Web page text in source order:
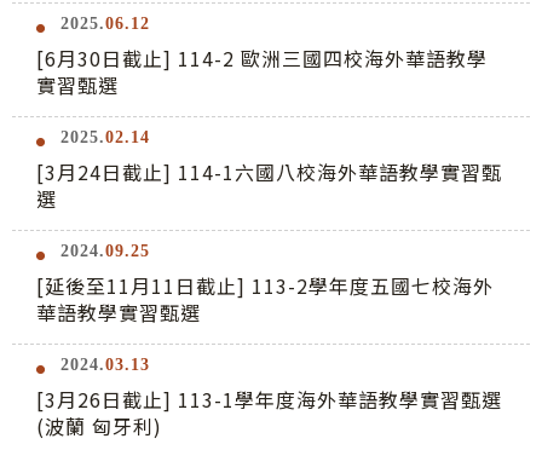
2025.06.12
[6月30日截止] 114-2 歐洲三國四校海外華語教學
實習甄選
2025.02.14
[3月24日截止] 114-1六國八校海外華語教學實習甄
選
2024.09.25
[延後至11月11日截止] 113-2學年度五國七校海外
華語教學實習甄選
2024.03.13
[3月26日截止] 113-1學年度海外華語教學實習甄選
(波蘭 匈牙利)